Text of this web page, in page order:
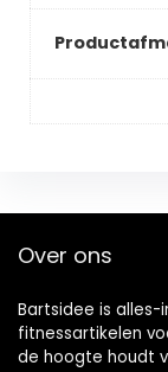
Over ons
Bartsidee is
fitnessartikelen
de hoogte houdt